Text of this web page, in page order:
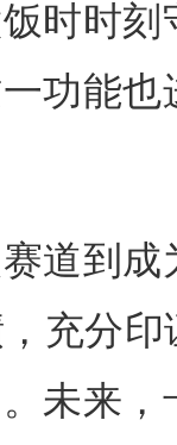
时时
功能
到成
充分
未来